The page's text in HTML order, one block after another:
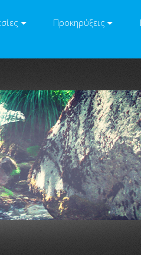
Προκηρύξεις